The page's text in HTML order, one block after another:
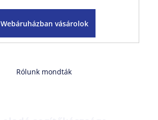
Webáruházban vásárolok
Rólunk mondták